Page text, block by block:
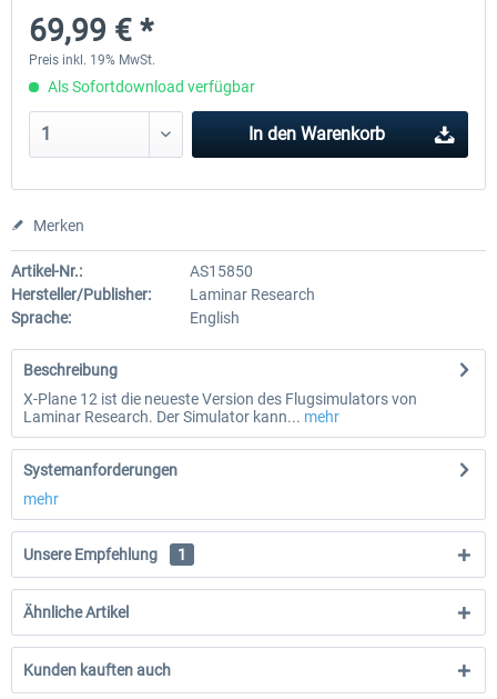
44,58 € *
69,99 € *
Preis inkl. 19% MwSt.
Als Sofortdownload verfügbar
In den Warenkorb
Merken
Artikel-Nr.:
AS15850
Hersteller/Publisher:
Laminar Research
Sprache:
English
Beschreibung
X-Plane 12 ist die neueste Version des Flugsimulators von
Laminar Research. Der Simulator kann... mehr
Systemanforderungen
mehr
Unsere Empfehlung 1
Ähnliche Artikel
Kunden kauften auch